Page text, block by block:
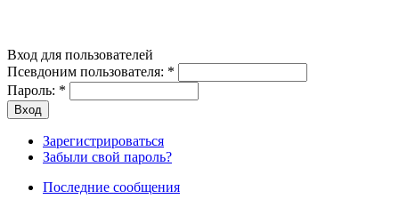
Вход для пользователей
Псевдоним пользователя: *
Пароль: *
Зарегистрироваться
Забыли свой пароль?
Последние сообщения